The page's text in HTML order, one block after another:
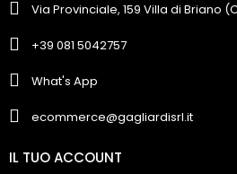
Via Provinciale, 159 Villa di Briano
+39 081 5042757
What's App
ecommerce@gagliardisrl.it
IL TUO ACCOUNT